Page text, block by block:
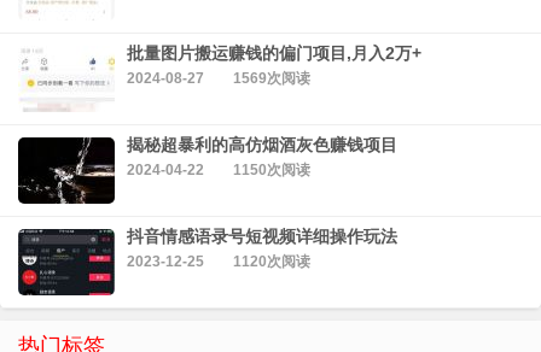
批量图片搬运赚钱的偏门项目,月入2万+
2024-08-27 1569次阅读
揭秘超暴利的高仿烟酒灰色赚钱项目
2024-04-22 1150次阅读
抖音情感语录号短视频详细操作玩法
2023-12-25 1120次阅读
热门标签